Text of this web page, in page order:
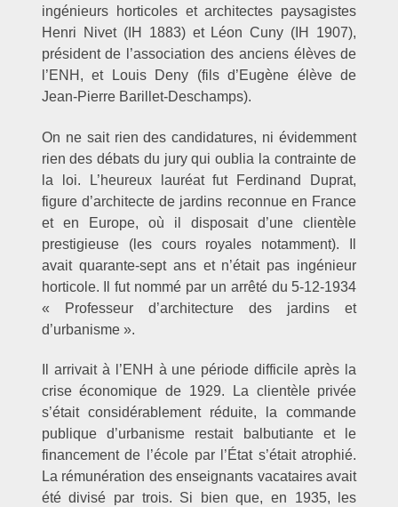
ingénieurs horticoles et architectes paysagistes
Henri Nivet (IH 1883) et Léon Cuny (IH 1907),
président de l’association des anciens élèves de
l’ENH, et Louis Deny (fils d’Eugène élève de
Jean-Pierre Barillet-Deschamps).
On ne sait rien des candidatures, ni évidemment
rien des débats du jury qui oublia la contrainte de
la loi. L’heureux lauréat fut Ferdinand Duprat,
figure d’architecte de jardins reconnue en France
et en Europe, où il disposait d’une clientèle
prestigieuse (les cours royales notamment). Il
avait quarante-sept ans et n’était pas ingénieur
horticole. Il fut nommé par un arrêté du 5-12-1934
« Professeur d’architecture des jardins et
d’urbanisme ».
Il arrivait à l’ENH à une période difficile après la
crise économique de 1929. La clientèle privée
s’était considérablement réduite, la commande
publique d’urbanisme restait balbutiante et le
financement de l’école par l’État s’était atrophié.
La rémunération des enseignants vacataires avait
été divisé par trois. Si bien que, en 1935, les